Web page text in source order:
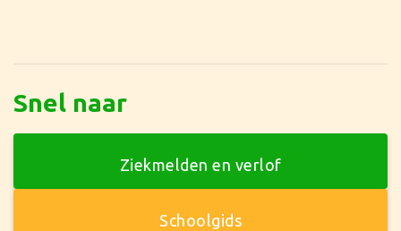
Snel naar
Ziekmelden en verlof
Schoolgids